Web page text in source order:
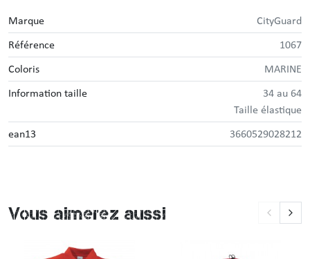
Marque CityGuard
Référence 1067
Coloris MARINE
Information taille
34 au 64
Taille élastique
ean13 3660529028212
Vous aimerez aussi